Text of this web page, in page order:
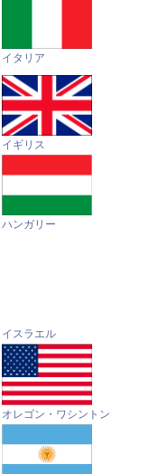
イタリア
イギリス
ハンガリー
イスラエル
オレゴン・ワシントン